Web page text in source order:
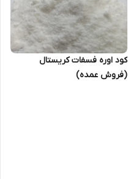
کود اوره فسفات کریستال
(فروش عمده)